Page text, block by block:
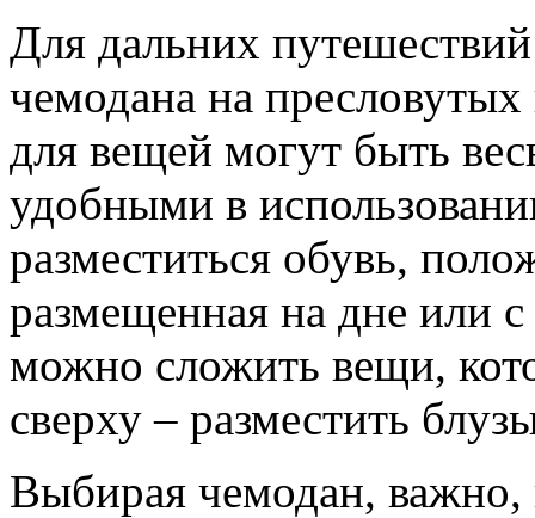
Для дальних
чемодана на
для вещей могут быть
удобными в
разместиться обувь,
размещенная на дне или
можно сложить вещи,
сверху – разместить
Выбирая чемодан, важно,